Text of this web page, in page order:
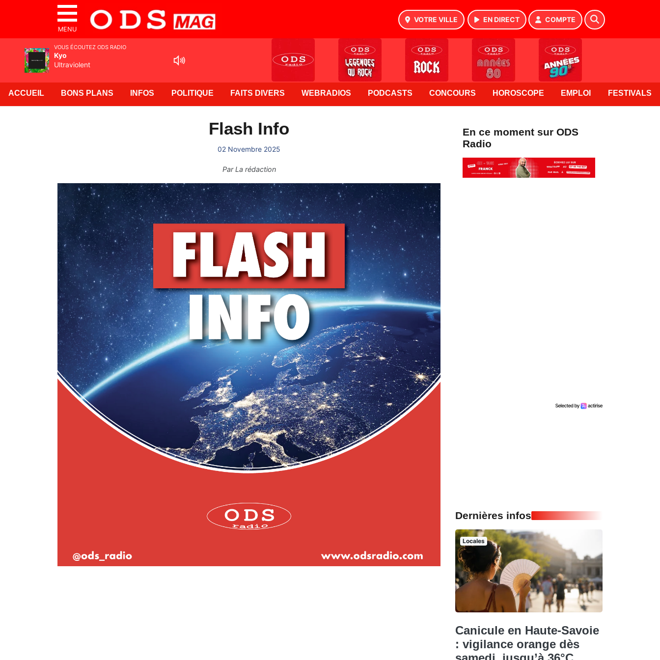
MENU
VOTRE VILLE EN DIRECT COMPTE
ACCUEIL BONS PLANS INFOS POLITIQUE FAITS DIVERS WEBRADIOS PODCASTS CONCOURS HOROSCOPE EMPLOI FESTIVALS
Flash Info
02 Novembre 2025
ParLa rédaction
En ce moment sur ODS
Radio
Dernières infos
Locales
Canicule en Haute-Savoie
: vigilance orange dès
VOUS ÉCOUTEZ ODS RADIO
Kyo
Ultraviolent